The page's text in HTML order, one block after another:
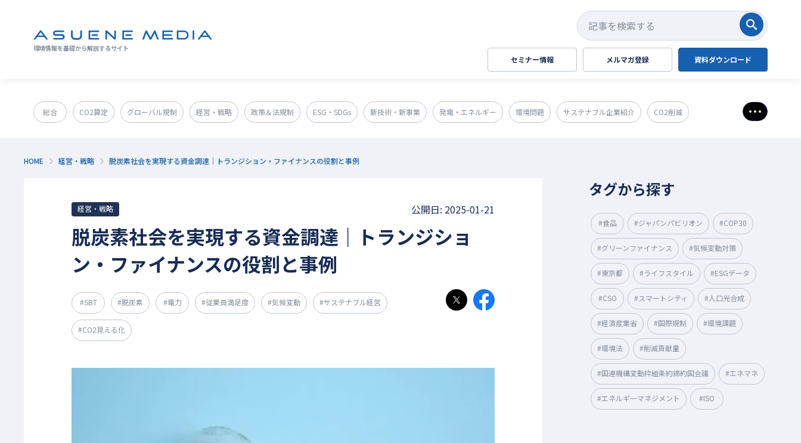
環境情報を基礎から解説するサイト
検索する
セミナー情報 メルマガ登録 資料ダウンロード
総合 CO2算定 グローバル規制 経営・戦略 政策＆法規制 ESG・SDGs 新技術・新事業 発電・エネルギー 環境問題 サステナブル企業紹介 CO2削減
さらに表
HOME 経営・戦略 脱炭素社会を実現する資金調達｜トランジション・ファイナンスの役割と事例
経営・戦略 公開日: 2025-01-21
脱炭素社会を実現する資金調達｜トランジショ
ン・ファイナンスの役割と事例
#SBT #脱炭素 #電力 #従業員満足度 #気候変動 #サステナブル経営
#CO2見える化
タグから探す
#食品 #ジャパンパビリオン #COP30
#グリーンファイナンス #気候変動対策
#東京都 #ライフスタイル #ESGデータ
#CSO #スマートシティ #人口光合成
#経済産業省 #国際規制 #環境課題
#環境法 #削減貢献量
#国連機構変動枠組条約締約国会議 #エネマネ
#エネルギーマネジメント #ISO